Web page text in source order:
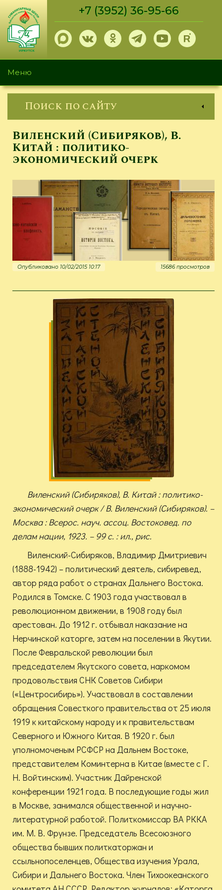
Перейти
основному
содержанию
+7 (3952) 36-95-66
Меню
Поиск по сайту
Виленский (Сибиряков), В.
Китай : политико-
экономический очерк
Опубликовано 10/02/2015 10:17 15686 просмотров
Виленский (Сибиряков), В. Китай : политико-
экономический очерк / В. Виленский (Сибиряков). –
Москва : Всерос. науч. ассоц. Востоковед. по
делам нации, 1923. – 99 с. : ил., рис.
Виленский-Сибиряков, Владимир Дмитриевич
(1888-1942) – политический деятель, сибиревед,
автор ряда работ о странах Дальнего Востока.
Родился в Томске. С 1903 года участвовал в
революционном движении, в 1908 году был
арестован. До 1912 г. отбывал наказание на
Нерчинской каторге, затем на поселении в Якутии.
После Февральской революции был
председателем Якутского совета, наркомом
продовольствия СНК Советов Сибири
(«Центросибирь»). Участвовал в составлении
обращения Совесткого правительства от 25 июля
1919 к китайскому народу и к правительствам
Северного и Южного Китая. В 1920 г. был
уполномоченым РСФСР на Дальнем Востоке,
представителем Коминтерна в Китае (вместе с Г.
Н. Войтинским). Участник Дайренской
конференции 1921 года. В последующие годы жил
в Москве, занимался общественной и научно-
литературной работой. Политкомиссар ВА РККА
им. М. В. Фрунзе. Председатель Всесоюзного
общества бывших политкаторжан и
ссыльнопоселенцев, Общества изучения Урала,
Сибири и Дальнего Востока. Член Тихоокеанского